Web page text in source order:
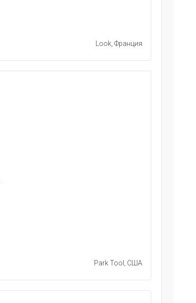
Look, Франция
Park Tool, США